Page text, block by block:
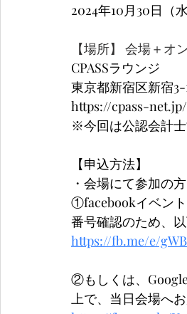
2024年10月30日（
【場所】 会場＋
CPASSラウンジ
東京都新宿区新宿
https://cpass-
※今回は公認会計
【申込方法】
・会場にて参加の方
①facebookイベン
番号確認のため、
https://fb.me/e/
②もしくは、
上で、当日会場へ